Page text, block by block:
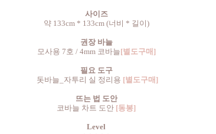
사이즈
약 133cm * 133cm (너비 * 길이)
권장 바늘
모사용 7호 / 4mm 코바늘[별도구매]
필요 도구
돗바늘_자투리 실 정리용 [별도구매]
뜨는 법 도안
코바늘 차트 도안 [동봉]
Level